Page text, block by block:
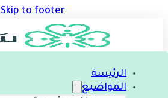
Skip to footer
الرئيسة
المواضيع